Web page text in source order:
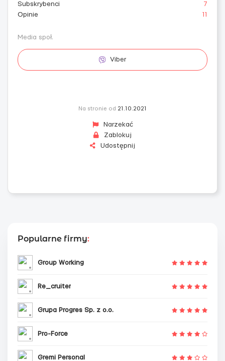
Subskrybenci
7
Opinie
11
Media społ.
Viber
Na stronie od 21.10.2021
Narzekać
Zablokuj
Udostępnij
Popularne firmy:
Group Working
Re_cruiter
Grupa Progres Sp. z o.o.
Pro-Force
Gremi Personal